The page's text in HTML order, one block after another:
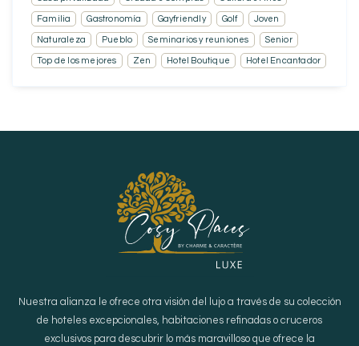
Familia Gastronomía Gayfriendly Golf Joven
Naturaleza Pueblo Seminarios y reuniones Senior
Top de los mejores Zen Hotel Boutique Hotel Encantador
Nuestra alianza le ofrece otra visión del lujo a través de su colección
de hoteles excepcionales, habitaciones refinadas o cruceros
exclusivos para descubrir lo más maravilloso que ofrece la